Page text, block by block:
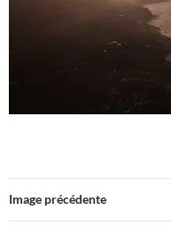
Image précédente